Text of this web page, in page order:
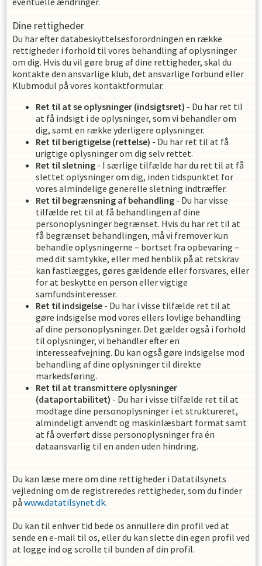
Dine rettigheder
Du har efter databeskyttelsesforordningen en række
rettigheder i forhold til vores behandling af oplysninger
om dig. Hvis du vil gøre brug af dine rettigheder, skal du
kontakte den ansvarlige klub, det ansvarlige forbund eller
Klubmodul på vores kontaktformular.
Ret til at se oplysninger (indsigtsret) - Du har ret til
at få indsigt i de oplysninger, som vi behandler om
dig, samt en række yderligere oplysninger.
Ret til berigtigelse (rettelse) - Du har ret til at få
urigtige oplysninger om dig selv rettet.
Ret til sletning - I særlige tilfælde har du ret til at få
slettet oplysninger om dig, inden tidspunktet for
vores almindelige generelle sletning indtræffer.
Ret til begrænsning af behandling - Du har visse
tilfælde ret til at få behandlingen af dine
personoplysninger begrænset. Hvis du har ret til at
få begrænset behandlingen, må vi fremover kun
behandle oplysningerne – bortset fra opbevaring –
med dit samtykke, eller med henblik på at retskrav
kan fastlægges, gøres gældende eller forsvares, eller
for at beskytte en person eller vigtige
samfundsinteresser.
Ret til indsigelse - Du har i visse tilfælde ret til at
gøre indsigelse mod vores ellers lovlige behandling
af dine personoplysninger. Det gælder også i forhold
til oplysninger, vi behandler efter en
interesseafvejning. Du kan også gøre indsigelse mod
behandling af dine oplysninger til direkte
markedsføring.
Ret til at transmittere oplysninger
(dataportabilitet) - Du har i visse tilfælde ret til at
modtage dine personoplysninger i et struktureret,
almindeligt anvendt og maskinlæsbart format samt
at få overført disse personoplysninger fra én
dataansvarlig til en anden uden hindring.
Du kan læse mere om dine rettigheder i Datatilsynets
vejledning om de registreredes rettigheder, som du finder
påwww.datatilsynet.dk.
Du kan til enhver tid bede os annullere din profil ved at
sende en e-mail til os, eller du kan slette din egen profil ved
at logge ind og scrolle til bunden af din profil.